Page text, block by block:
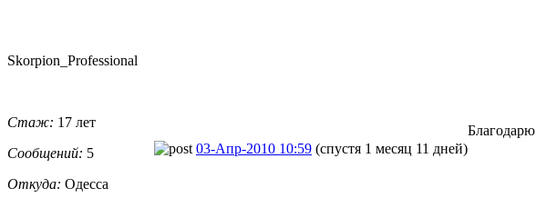
Skorpion_Pro​fessional
Стаж: 17 лет
Сообщений: 5
Откуда: Одесса
03-Апр-2010 10:59 (спустя 1 месяц 11 дней)
Благодарю